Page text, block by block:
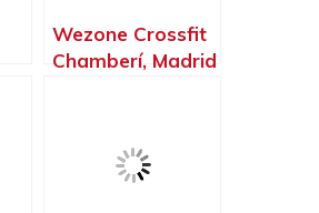
Wezone Crossfit
Chamberí, Madrid